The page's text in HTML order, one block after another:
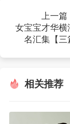
上一篇
女宝宝才华横
名汇集【三
相关推荐